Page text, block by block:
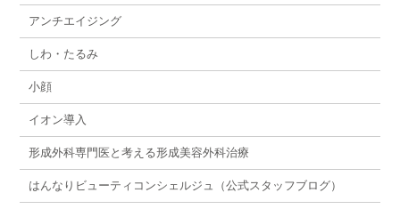
アンチエイジング
しわ・たるみ
小顔
イオン導入
形成外科専門医と考える形成美容外科治療
はんなりビューティコンシェルジュ（公式スタッフブログ）